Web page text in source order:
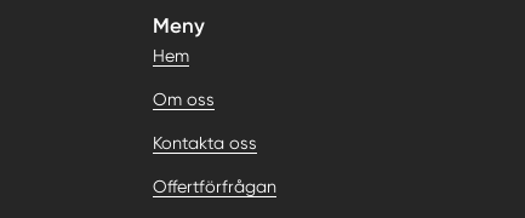
Meny
Hem
Om oss
Kontakta oss
Offertförfrågan